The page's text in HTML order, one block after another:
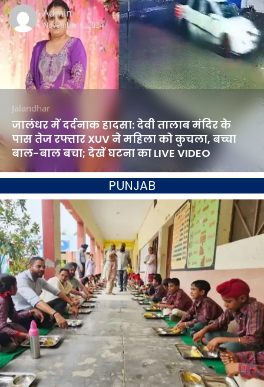
Admin
November 6, 2024
Jalandhar
जालंधर में दर्दनाक हादसा: देवी तालाब मंदिर के
पास तेज रफ्तार XUV ने महिला को कुचला, बच्चा
बाल-बाल बचा; देखें घटना का LIVE VIDEO
PUNJAB